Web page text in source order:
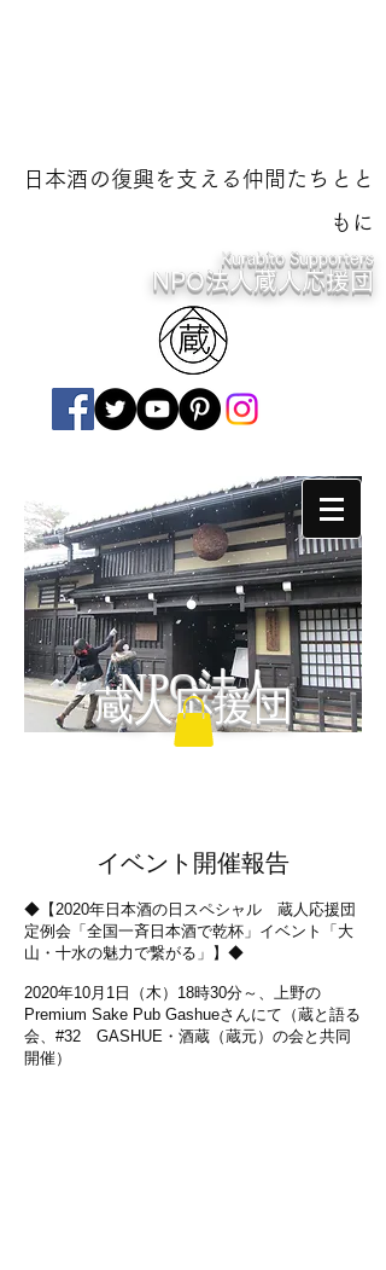
日本酒の復興を支える仲間たちとと
もに
Kurabito Supporters
NPO法人蔵人応援団
NPO法人
蔵人応援団
​イベント開催報告
◆【2020年日本酒の日スペシャル 蔵人応援団
定例会「全国一斉日本酒で乾杯」イベント「大
山・十水の魅力で繋がる」】◆
2020年10月1日（木）18時30分～、上野の
Premium Sake Pub Gashueさんにて（蔵と語る
会、#32 GASHUE・酒蔵（蔵元）の会と共同
開催）